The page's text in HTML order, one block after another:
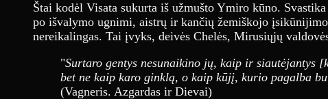
Štai kodėl Visata sukurta iš užmušto Ymiro kūno.
po išvalymo ugnimi, aistrų ir kančių žemiškojo
nereikalingas. Tai įvyks, deivės Chelės, Mirusiųjų
"Surtaro gentys nesunaikino jų, kaip ir siautėjantys
bet ne kaip karo ginklą, o kaip kūjį, kurio pagalba
(Vagneris. Azgardas ir Dievai)